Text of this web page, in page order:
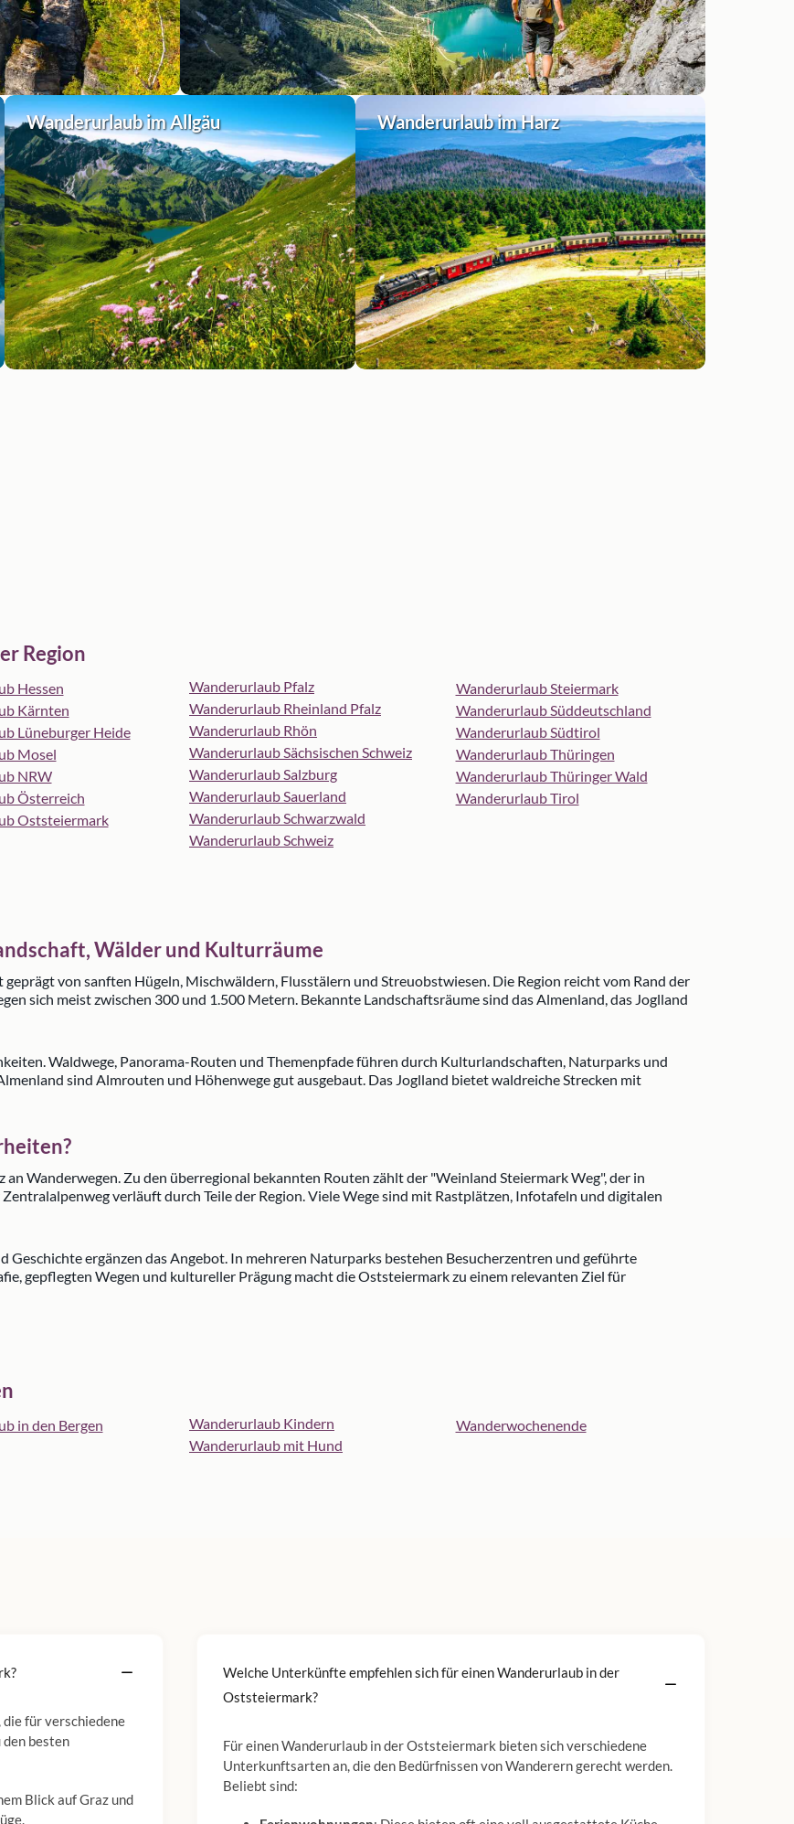
Wanderurlaub im Allgäu Wanderurlaub im Harz
Region
Hessen
Kärnten
Lüneburger Heide
Mosel
NRW
Österreich
Oststeiermark
Wanderurlaub Pfalz
Wanderurlaub Rheinland Pfalz
Wanderurlaub Rhön
Wanderurlaub Sächsischen Schweiz
Wanderurlaub Salzburg
Wanderurlaub Sauerland
Wanderurlaub Schwarzwald
Wanderurlaub Schweiz
Wanderurlaub Steiermark
Wanderurlaub Süddeutschland
Wanderurlaub Südtirol
Wanderurlaub Thüringen
Wanderurlaub Thüringer Wald
Wanderurlaub Tirol
Wälder und Kulturräume
von sanften Hügeln, Mischwäldern, Flusstälern und Streuobstwiesen. Die Region reicht vom Rand der
sich meist zwischen 300 und 1.500 Metern. Bekannte Landschaftsräume sind das Almenland, das Joglland
Waldwege, Panorama-Routen und Themenpfade führen durch Kulturlandschaften, Naturparks und
sind Almrouten und Höhenwege gut ausgebaut. Das Joglland bietet waldreiche Strecken mit
Wanderwegen. Zu den überregional bekannten Routen zählt der "Weinland Steiermark Weg", der in
verläuft durch Teile der Region. Viele Wege sind mit Rastplätzen, Infotafeln und digitalen
ergänzen das Angebot. In mehreren Naturparks bestehen Besucherzentren und geführte
gepflegten Wegen und kultureller Prägung macht die Oststeiermark zu einem relevanten Ziel für
in den Bergen
Wanderurlaub Kindern
Wanderurlaub mit Hund
Wanderwochenende
für verschiedene
besten
Blick auf Graz und
Welche Unterkünfte empfehlen sich für einen Wanderurlaub in der
Oststeiermark?
Für einen Wanderurlaub in der Oststeiermark bieten sich verschiedene
Unterkunftsarten an, die den Bedürfnissen von Wanderern gerecht werden.
Beliebt sind: